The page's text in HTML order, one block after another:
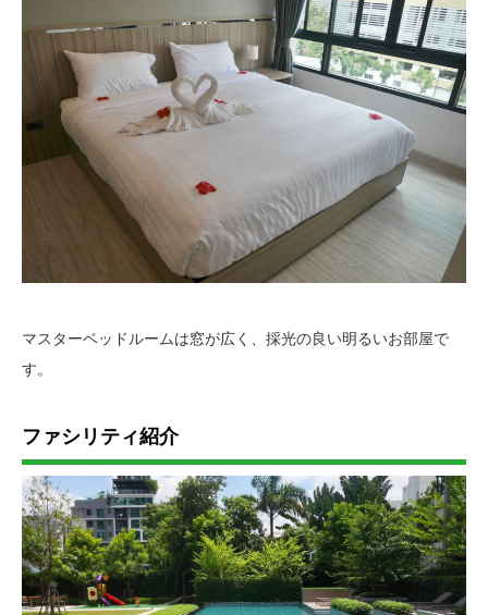
マスターベッドルームは窓が広く、採光の良い明るいお部屋で
す。
ファシリティ紹介